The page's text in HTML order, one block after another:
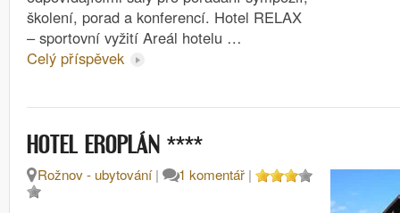
školení, porad a konferencí. Hotel RELAX
– sportovní vyžití Areál hotelu …
Celý příspěvek
HOTEL EROPLÁN ****
Rožnov - ubytování| 1 komentář |